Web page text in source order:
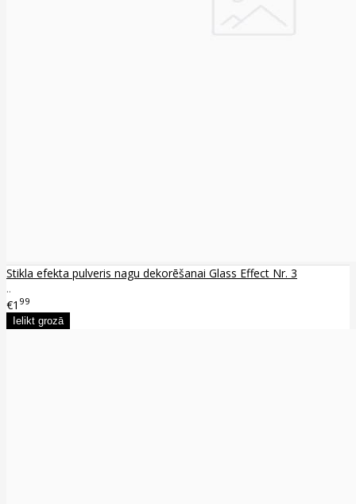
Stikla efekta pulveris nagu dekorēšanai Glass Effect Nr. 3
..
€1 99